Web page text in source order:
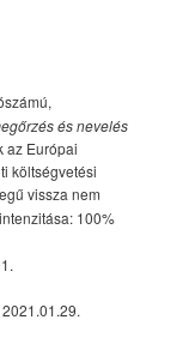
és nevelés
az Európai
költségvetési
vissza nem
100%